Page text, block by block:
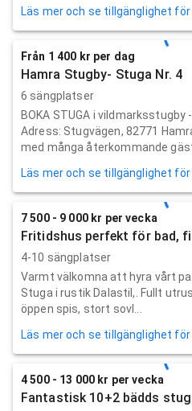
Läs mer och se tillgänglighet
Från 1 400 kr per dag
Hamra Stugby- Stuga Nr. 4
6 sängplatser
BOKA STUGA i
Adress: Stugvägen, 82771
med många återkommande
Läs mer och se tillgänglighet
7 500 - 9 000 kr per vecka
Fritidshus perfekt för bad,
4-10 sängplatser
Varmt välkomna att hyra vårt
Stuga i rustik Dalastil,. Fullt
öppen spis, stort sovl...
Läs mer och se tillgänglighet
4 500 - 13 000 kr per vecka
Fantastisk 10+2 bädds